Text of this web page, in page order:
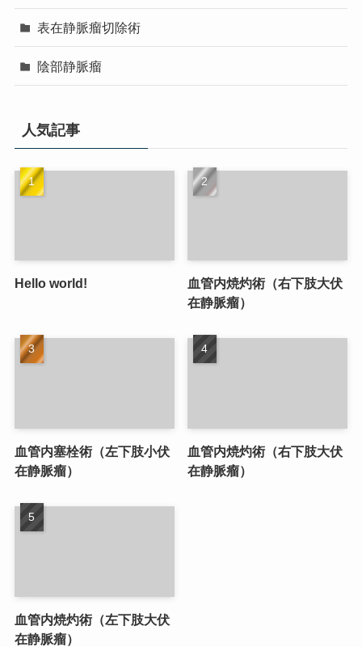
表在静脈瘤切除術
陰部静脈瘤
人気記事
Hello world!
血管内焼灼術（右下肢大伏
在静脈瘤）
血管内塞栓術（左下肢小伏
在静脈瘤）
血管内焼灼術（右下肢大伏
在静脈瘤）
血管内焼灼術（左下肢大伏
在静脈瘤）